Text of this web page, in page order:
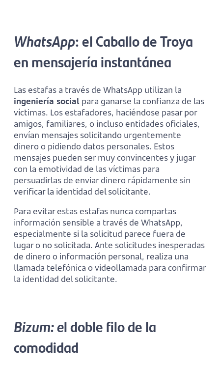
WhatsApp: el Caballo de Troya
en mensajería instantánea
Las estafas a través de WhatsApp utilizan la
ingeniería social para ganarse la confianza de las
víctimas. Los estafadores, haciéndose pasar por
amigos, familiares, o incluso entidades oficiales,
envían mensajes solicitando urgentemente
dinero o pidiendo datos personales. Estos
mensajes pueden ser muy convincentes y jugar
con la emotividad de las víctimas para
persuadirlas de enviar dinero rápidamente sin
verificar la identidad del solicitante​​.
Para evitar estas estafas nunca compartas
información sensible a través de WhatsApp,
especialmente si la solicitud parece fuera de
lugar o no solicitada. Ante solicitudes inesperadas
de dinero o información personal, realiza una
llamada telefónica o videollamada para confirmar
la identidad del solicitante.
Bizum: el doble filo de la
comodidad